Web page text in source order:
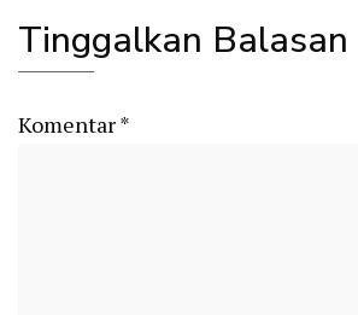
Tinggalkan Balasan
Komentar*